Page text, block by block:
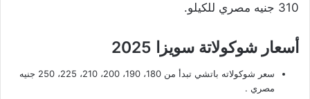
310 جنيه مصري للكيلو.
أسعار شوكولاتة سويزا 2025
سعر شوكولاته باتشي تبدأ من 180، 190، 200، 210، 225، 250 جنيه
مصري .